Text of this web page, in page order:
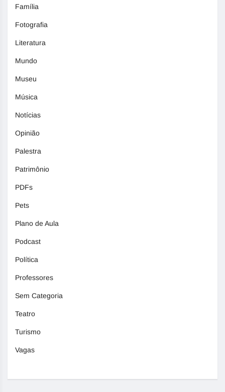
Família
Fotografia
Literatura
Mundo
Museu
Música
Notícias
Opinião
Palestra
Patrimônio
PDFs
Pets
Plano de Aula
Podcast
Política
Professores
Sem Categoria
Teatro
Turismo
Vagas